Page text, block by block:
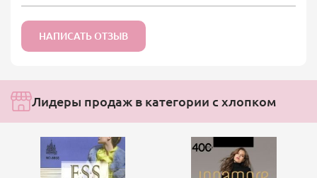
НАПИСАТЬ ОТЗЫВ
Лидеры продаж в категории с хлопком